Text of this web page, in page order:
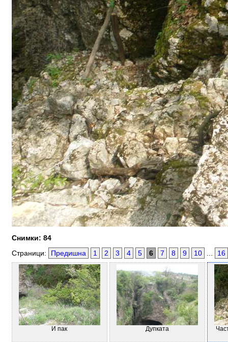
Снимки: 84
Страници:
Предишна 1 2 3 4 5 6 7 8 9 10 16
И пак Дупката